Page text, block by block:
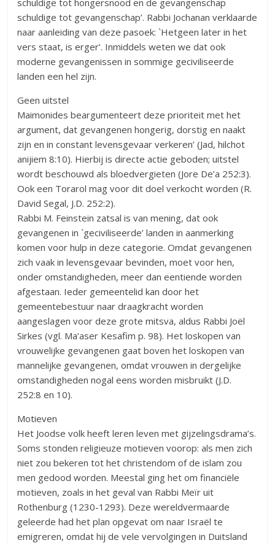
schuldige tot hongersnood en de gevangenschap
schuldige tot gevangenschap’. Rabbi Jochanan verklaarde
naar aanleiding van deze pasoek: `Hetgeen later in het
vers staat, is erger’. Inmiddels weten we dat ook
moderne gevangenissen in sommige geciviliseerde
landen een hel zijn.
Geen uitstel
Maimonides beargumenteert deze prioriteit met het
argument, dat gevangenen hongerig, dorstig en naakt
zijn en in constant levensgevaar verkeren’ (Jad, hilchot
anijiem 8:10). Hierbij is directe actie geboden; uitstel
wordt beschouwd als bloedvergieten (Jore De’a 252:3).
Ook een Torarol mag voor dit doel verkocht worden (R.
David Segal, J.D. 252:2).
Rabbi M. Feinstein zatsal is van mening, dat ook
gevangenen in `geciviliseerde’ landen in aanmerking
komen voor hulp in deze categorie. Omdat gevangenen
zich vaak in levensgevaar bevinden, moet voor hen,
onder omstandigheden, meer dan eentiende worden
afgestaan. Ieder gemeentelid kan door het
gemeentebestuur naar draagkracht worden
aangeslagen voor deze grote mitsva, aldus Rabbi Joël
Sirkes (vgl. Ma’aser Kesafim p. 98). Het loskopen van
vrouwelijke gevangenen gaat boven het loskopen van
mannelijke gevangenen, omdat vrouwen in dergelijke
omstandigheden nogal eens worden misbruikt (J.D.
252:8 en 10).
Motieven
Het Joodse volk heeft leren leven met gijzelingsdrama’s.
Soms stonden religieuze motieven voorop: als men zich
niet zou bekeren tot het christendom of de islam zou
men gedood worden. Meestal ging het om financiële
motieven, zoals in het geval van Rabbi Meïr uit
Rothenburg (1230-1293). Deze wereldvermaarde
geleerde had het plan opgevat om naar Israël te
emigreren, omdat hij de vele vervolgingen in Duitsland